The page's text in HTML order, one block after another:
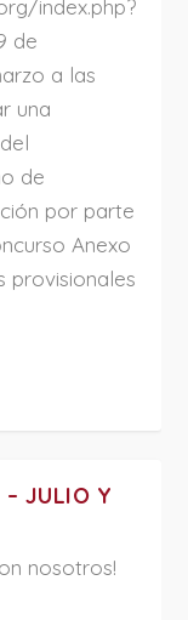
index.php?
de
a las
una
de
por parte
Anexo
provisionales
– JULIO Y
nosotros!